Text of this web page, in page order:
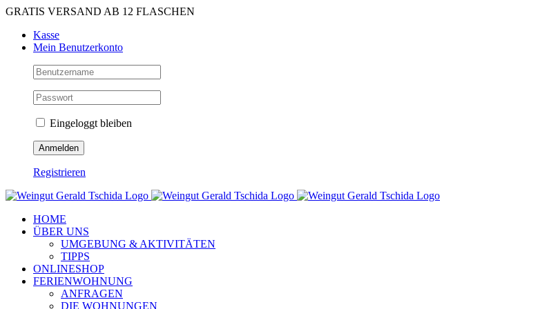
Zum
springen
GRATIS VERSAND AB 12 FLASCHEN
Kasse
Mein Benutzerkonto
Eingeloggt bleiben
Registrieren
HOME
ÜBER UNS
UMGEBUNG & AKTIVITÄTEN
TIPPS
ONLINESHOP
FERIENWOHNUNG
ANFRAGEN
DIE WOHNUNGEN